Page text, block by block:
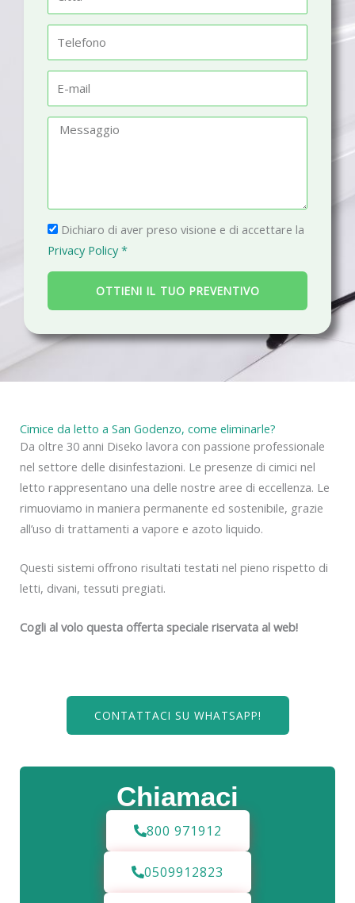
t
à
l
fm
a
g
g
i
P
r
i
a
c
Dichiaro di aver preso visione e di accettare la
Privacy Policy *
OTTIENI IL TUO PREVENTIVO
Chiamaci
800 971912
0509912823
Cimice da letto a San Godenzo, come eliminarle?
Da oltre 30 anni Diseko lavora con passione professionale
nel settore delle disinfestazioni. Le presenze di cimici nel
letto rappresentano una delle nostre aree di eccellenza. Le
rimuoviamo in maniera permanente ed sostenibile, grazie
all’uso di trattamenti a vapore e azoto liquido.
Questi sistemi offrono risultati testati nel pieno rispetto di
letti, divani, tessuti pregiati.
Cogli al volo questa offerta speciale riservata al web!
CONTATTACI SU WHATSAPP!